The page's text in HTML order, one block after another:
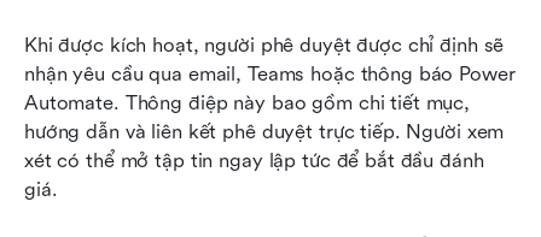
Khi được kích hoạt, người phê duyệt được chỉ định sẽ
nhận yêu cầu qua email, Teams hoặc thông báo Power
Automate. Thông điệp này bao gồm chi tiết mục,
hướng dẫn và liên kết phê duyệt trực tiếp. Người xem
xét có thể mở tập tin ngay lập tức để bắt đầu đánh
giá.